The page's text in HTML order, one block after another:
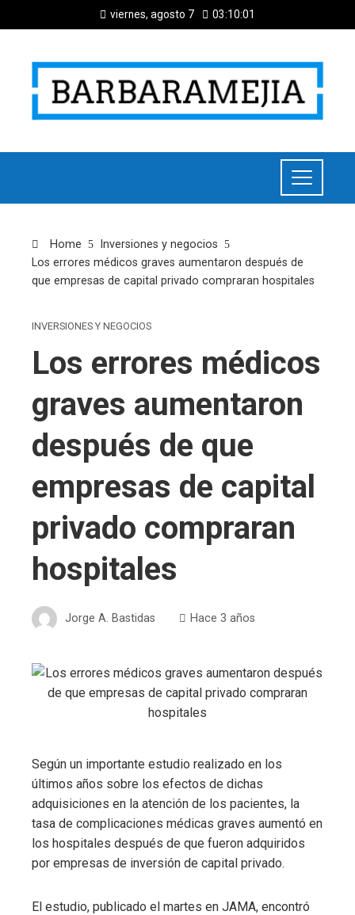
viernes, agosto 7 03:10:02
Home
Inversiones y negocios
Los errores médicos graves aumentaron después de
que empresas de capital privado compraran hospitales
INVERSIONES Y NEGOCIOS
Los errores médicos
graves aumentaron
después de que
empresas de capital
privado compraran
hospitales
Jorge A. Bastidas Hace 3 años
Según un importante estudio realizado en los
últimos años sobre los efectos de dichas
adquisiciones en la atención de los pacientes, la
tasa de complicaciones médicas graves aumentó en
los hospitales después de que fueron adquiridos
por empresas de inversión de capital privado.
El estudio, publicado el martes en JAMA, encontró